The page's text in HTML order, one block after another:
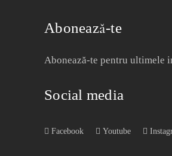
Abonează-te
Abonează-te pentru ultimele
Social media
Facebook Youtube